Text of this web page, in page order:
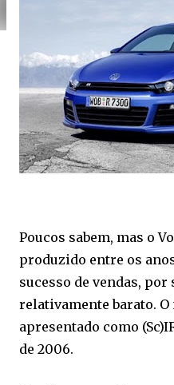
Poucos sabem, mas o
produzido entre os
sucesso de vendas,
relativamente barato.
apresentado como
de 2006.